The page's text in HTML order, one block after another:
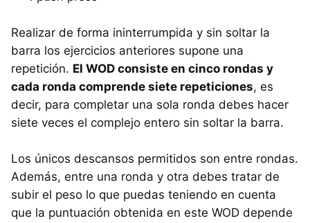
Realizar de forma ininterrumpida y sin soltar la
barra los ejercicios anteriores supone una
repetición. El WOD consiste en cinco rondas y
cada ronda comprende siete repeticiones, es
decir, para completar una sola ronda debes hacer
siete veces el complejo entero sin soltar la barra.
Los únicos descansos permitidos son entre rondas.
Además, entre una ronda y otra debes tratar de
subir el peso lo que puedas teniendo en cuenta
que la puntuación obtenida en este WOD depende